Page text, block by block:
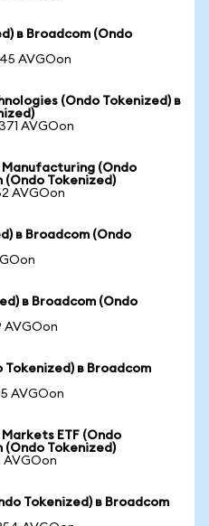
в Broadcom (Ondo
AVGOon
(Ondo Tokenized) в
AVGOon
(Ondo
(Ondo Tokenized)
AVGOon
в Broadcom (Ondo
в Broadcom (Ondo
AVGOon
Tokenized) в Broadcom
AVGOon
ETF (Ondo
(Ondo Tokenized)
AVGOon
Tokenized) в Broadcom